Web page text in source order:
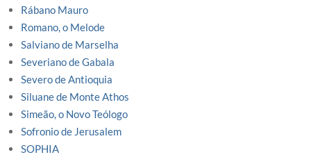
Rábano Mauro
Romano, o Melode
Salviano de Marselha
Severiano de Gabala
Severo de Antioquia
Siluane de Monte Athos
Simeão, o Novo Teólogo
Sofronio de Jerusalem
SOPHIA